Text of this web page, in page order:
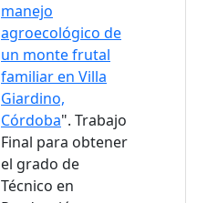
manejo
agroecológico de
un monte frutal
familiar en Villa
Giardino,
Córdoba". Trabajo
Final para obtener
el grado de
Técnico en